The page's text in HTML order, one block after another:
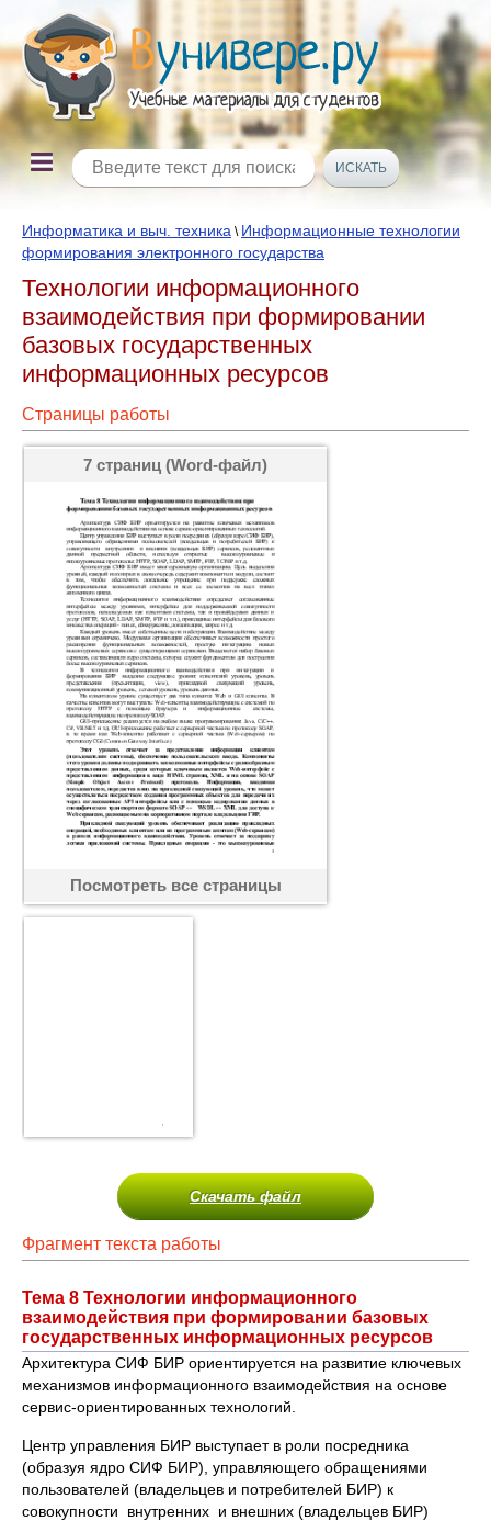
Информатика и выч. техника \ Информационные технологии
формирования электронного государства
Технологии информационного
взаимодействия при формировании
базовых государственных
информационных ресурсов
Страницы работы
7 страниц (Word-файл)
Посмотреть все страницы
Скачать файл
Фрагмент текста работы
Тема 8 Технологии информационного
взаимодействия при формировании базовых
государственных информационных ресурсов
Архитектура СИФ БИР ориентируется на развитие ключевых
механизмов информационного взаимодействия на основе
сервис-ориентированных технологий.
Центр управления БИР выступает в роли посредника
(образуя ядро СИФ БИР), управляющего обращениями
пользователей (владельцев и потребителей БИР) к
совокупности внутренних и внешних (владельцев БИР)